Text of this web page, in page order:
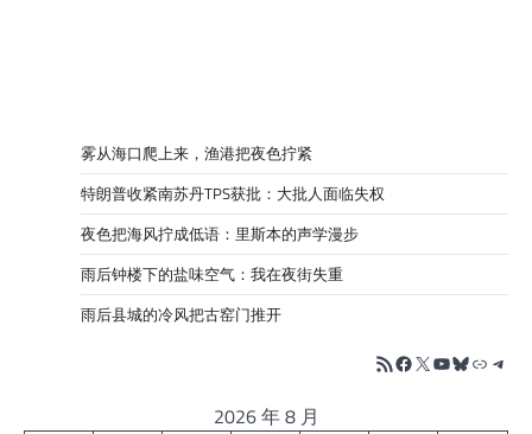
雾从海口爬上来，渔港把夜色拧紧
特朗普收紧南苏丹TPS获批：大批人面临失权
夜色把海风拧成低语：里斯本的声学漫步
雨后钟楼下的盐味空气：我在夜街失重
雨后县城的冷风把古窑门推开
RSS FeedFacebook
X YouTube
Bluesky
链接
2026 年 8 月